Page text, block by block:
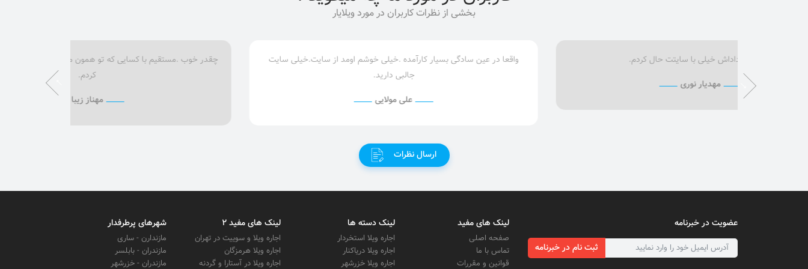
بخشی از نظرات کاربران در مورد ویلایار
دمت گرم داداش خیلی با سایتت حال کردم.
مهدیار نوری
واقعا در عین سادگی بسیار کارآمده .خیلی خوشم اومد از سایت.خیلی سایت
جالبی دارید.
علی مولایی
چقدر خوب .مستقیم با کسایی که تو همون منطقه میخواستم ویلا
کردم.
مهناز زیبا
ارسال نظرات
عضویت در خبرنامه
ثبت نام در خبرنامه
لینک های مفید
صفحه اصلی
تماس با ما
قوانین و مقررات
لینک دسته ها
اجاره ویلا استخردار
اجاره ویلا دریاکنار
اجاره ویلا خزرشهر
لینک های مفید 2
اجاره ویلا و سوییت در تهران
اجاره ویلا هرمزگان
اجاره ویلا در آستارا و گردنه
شهرهای پرطرفدار
مازندارن - ساری
مازندران - بابلسر
مازندران - خزرشهر